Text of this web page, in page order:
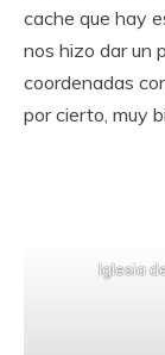
cache que hay
nos hizo dar un
coordenadas
por cierto, muy
Iglesia